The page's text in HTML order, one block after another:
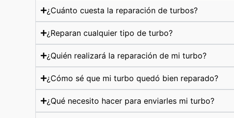
¿Cuánto cuesta la reparación de turbos?
¿Reparan cualquier tipo de turbo?
¿Quién realizará la reparación de mi turbo?
¿Cómo sé que mi turbo quedó bien reparado?
¿Qué necesito hacer para enviarles mi turbo?